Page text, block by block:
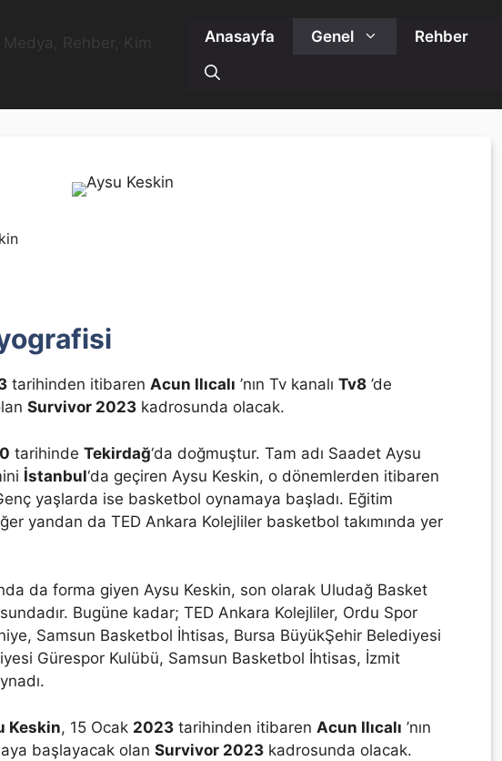
Anasayfa Genel Rehber
tarihinden itibaren Acun Ilıcalı ’nın Tv kanalı Tv8 ’de
Survivor 2023 kadrosunda olacak.
tarihinde Tekirdağ‘da doğmuştur. Tam adı Saadet Aysu
İstanbul‘da geçiren Aysu Keskin, o dönemlerden itibaren
yaşlarda ise basketbol oynamaya başladı. Eğitim
yandan da TED Ankara Kolejliler basketbol takımında yer
da forma giyen Aysu Keskin, son olarak Uludağ Basket
Bugüne kadar; TED Ankara Kolejliler, Ordu Spor
Samsun Basketbol İhtisas, Bursa BüyükŞehir Belediyesi
Gürespor Kulübü, Samsun Basketbol İhtisas, İzmit
Keskin, 15 Ocak 2023 tarihinden itibaren Acun Ilıcalı ’nın
başlayacak olan Survivor 2023 kadrosunda olacak.